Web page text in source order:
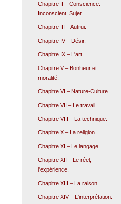
Chapitre II – Conscience.
Inconscient. Sujet.
Chapitre III – Autrui.
Chapitre IV – Désir.
Chapitre IX – L'art.
Chapitre V – Bonheur et
moralité.
Chapitre VI – Nature-Culture.
Chapitre VII – Le travail.
Chapitre VIII – La technique.
Chapitre X – La religion.
Chapitre XI – Le langage.
Chapitre XII – Le réel,
l'expérience.
Chapitre XIII – La raison.
Chapitre XIV – L'interprétation.